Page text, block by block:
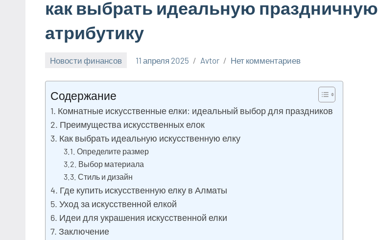
как выбрать идеальную праздничную
атрибутику
Новости финансов 11 апреля 2025 Avtor Нет комментариев
Содержание
Комнатные искусственные елки: идеальный выбор для праздников
Преимущества искусственных елок
Как выбрать идеальную искусственную елку
Определите размер
Выбор материала
Стиль и дизайн
Где купить искусственную елку в Алматы
Уход за искусственной елкой
Идеи для украшения искусственной елки
Заключение